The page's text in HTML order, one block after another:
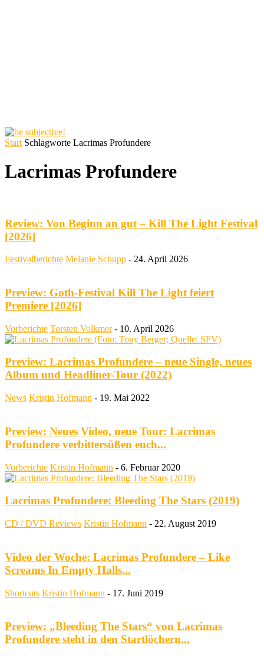
Start Schlagworte Lacrimas Profundere
Lacrimas Profundere
Review: Von Beginn an gut – Kill The Light Festival
[2026]
Festivalberichte Melanie Schupp - 24. April 2026
Preview: Goth-Festival Kill The Light feiert
Premiere [2026]
Vorberichte Torsten Volkmer - 10. April 2026
Preview: Lacrimas Profundere – neue Single, neues
Album und Headliner-Tour (2022)
News Kristin Hofmann - 19. Mai 2022
Preview: Neues Video, neue Tour: Lacrimas
Profundere verbittersüßen euch...
Vorberichte Kristin Hofmann - 6. Februar 2020
Lacrimas Profundere: Bleeding The Stars (2019)
CD / DVD Reviews Kristin Hofmann - 22. August 2019
Video der Woche: Lacrimas Profundere – Like
Screams In Empty Halls...
Shortcuts Kristin Hofmann - 17. Juni 2019
Preview: „Bleeding The Stars“ von Lacrimas
Profundere steht in den Startlöchern...